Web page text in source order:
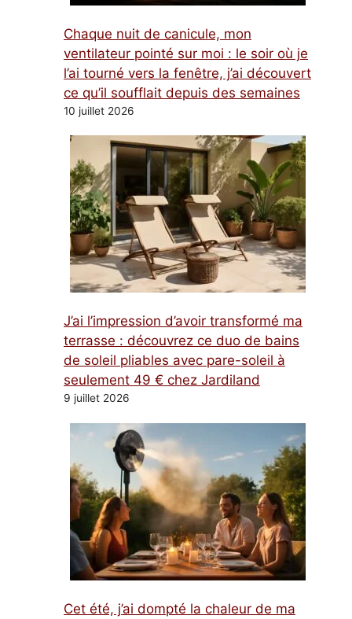
Chaque nuit de canicule, mon
ventilateur pointé sur moi : le soir où je
l’ai tourné vers la fenêtre, j’ai découvert
ce qu’il soufflait depuis des semaines
10 juillet 2026
J’ai l’impression d’avoir transformé ma
terrasse : découvrez ce duo de bains
de soleil pliables avec pare-soleil à
seulement 49 € chez Jardiland
9 juillet 2026
Cet été, j’ai dompté la chaleur de ma